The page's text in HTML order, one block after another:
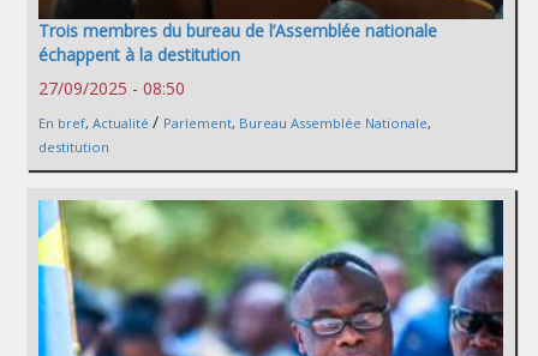
Trois membres du bureau de l’Assemblée nationale
échappent à la destitution
27/09/2025 - 08:50
En bref, Actualité / Parlement, Bureau Assemblée Nationale,
destitution